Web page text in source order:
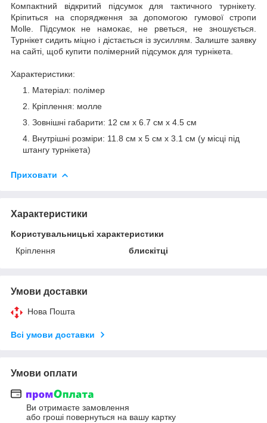
Компактний відкритий підсумок для тактичного турнікету.
Кріпиться на спорядження за допомогою гумової стропи
Molle. Підсумок не намокає, не рветься, не зношується.
Турнікет сидить міцно і дістається із зусиллям. Залиште заявку
на сайті, щоб купити полімерний підсумок для турнікета.
Характеристики:
Матеріал: полімер
Кріплення: молле
Зовнішні габарити: 12 см х 6.7 см х 4.5 см
Внутрішні розміри: 11.8 см х 5 см х 3.1 см (у місці під
штангу турнікета)
Приховати
Характеристики
Користувальницькі характеристики
Кріплення
блискітці
Умови доставки
Нова Пошта
Всі умови доставки
Умови оплати
Ви отримаєте замовлення
або гроші повернуться на вашу картку